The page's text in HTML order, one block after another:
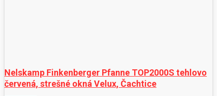
Nelskamp Finkenberger Pfanne TOP2000S tehlovo
červená, strešné okná Velux, Čachtice